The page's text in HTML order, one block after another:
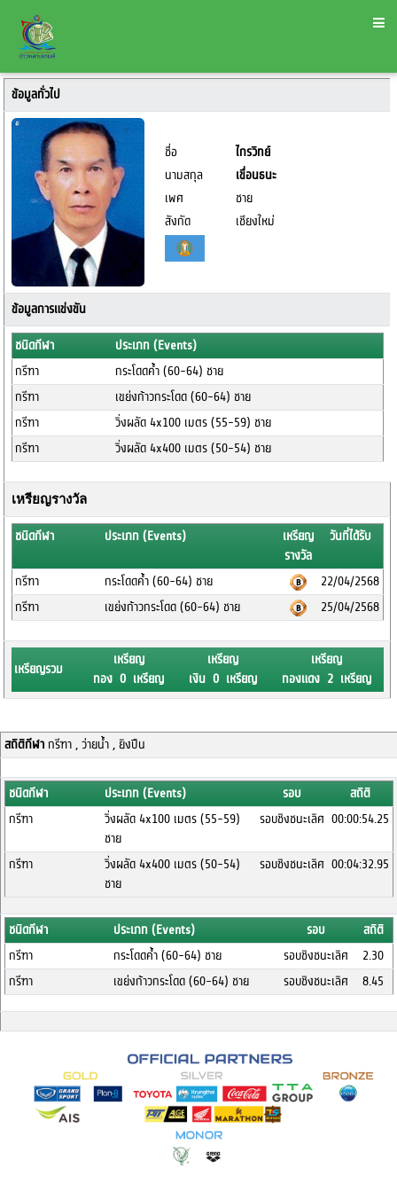
ข้อมูลทั่วไป
ชื่อ
ไกรวิทย์
นามสกุล
เขื่อนธนะ
เพศ
ชาย
สังกัด
เชียงใหม่
ข้อมูลการแข่งขัน
ชนิดกีฬา
ประเภท (Events)
กรีฑา
กระโดดค้ำ (60-64) ชาย
กรีฑา
เขย่งก้าวกระโดด (60-64) ชาย
กรีฑา
วิ่งผลัด 4x100 เมตร (55-59) ชาย
กรีฑา
วิ่งผลัด 4x400 เมตร (50-54) ชาย
เหรียญรางวัล
ชนิดกีฬา ประเภท (Events)
เหรียญ
รางวัล
วันที่ได้รับ
กรีฑา กระโดดค้ำ (60-64) ชาย
22/04/2568
กรีฑา
เขย่งก้าวกระโดด (60-64) ชาย 25/04/2568
เหรียญรวม
เหรียญ
ทอง 0 เหรียญ
เหรียญ
เงิน 0 เหรียญ
เหรียญ
ทองแดง 2 เหรียญ
สถิติกีฬากรีฑา , ว่ายน้ำ , ยิงปืน
ชนิดกีฬา ประเภท (Events) รอบ
สถิติ
กรีฑา
วิ่งผลัด 4x100 เมตร (55-59)
ชาย
รอบชิงชนะเลิศ 00:00:54.25
กรีฑา
วิ่งผลัด 4x400 เมตร (50-54)
ชาย
รอบชิงชนะเลิศ 00:04:32.95
ชนิดกีฬา ประเภท (Events) รอบ
สถิติ
กรีฑา
กระโดดค้ำ (60-64) ชาย รอบชิงชนะเลิศ
2.30
กรีฑา
เขย่งก้าวกระโดด (60-64) ชาย รอบชิงชนะเลิศ 8.45